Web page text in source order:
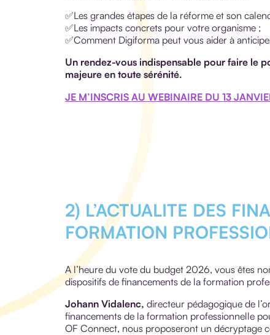
✅Les grandes étapes de la réforme et son
✅Les impacts concrets pour votre organisme ;
✅Comment Digiforma peut vous aider à
Un rendez-vous indispensable pour faire le
majeure en toute sérénité.
JE M’INSCRIS AU WEBINAIRE DU 13
2) L’ACTUALITE DES
FORMATION
A l’heure du vote du budget 2026, vous êtes
dispositifs de financements de la formation
Johann Vidalenc, directeur pédagogique de
financements de la formation professionnelle
OF Connect, nous proposeront un décryptage